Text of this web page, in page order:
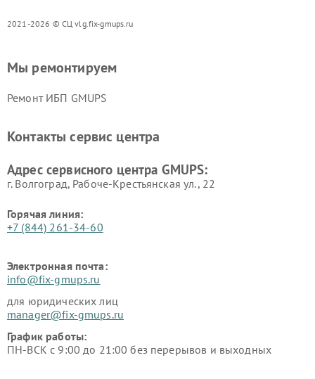
2021-2026 © СЦ vlg.fix-gmups.ru
Мы ремонтируем
Ремонт ИБП GMUPS
Контакты сервис центра
Адрес сервисного центра GMUPS:
г. Волгоград, Рабоче-Крестьянская ул., 22
Горячая линия:
+7 (844) 261-34-60
Электронная почта:
info@fix-gmups.ru
для юридических лиц
manager@fix-gmups.ru
График работы:
ПН-ВСК с 9:00 до 21:00 без перерывов и выходных